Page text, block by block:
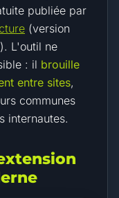
publiée par
(version
L'outil ne
: il brouille
entre sites,
communes
internautes.